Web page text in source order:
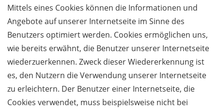
Mittels eines Cookies können die Informationen und
Angebote auf unserer Internetseite im Sinne des
Benutzers optimiert werden. Cookies ermöglichen uns,
wie bereits erwähnt, die Benutzer unserer Internetseite
wiederzuerkennen. Zweck dieser Wiedererkennung ist
es, den Nutzern die Verwendung unserer Internetseite
zu erleichtern. Der Benutzer einer Internetseite, die
Cookies verwendet, muss beispielsweise nicht bei